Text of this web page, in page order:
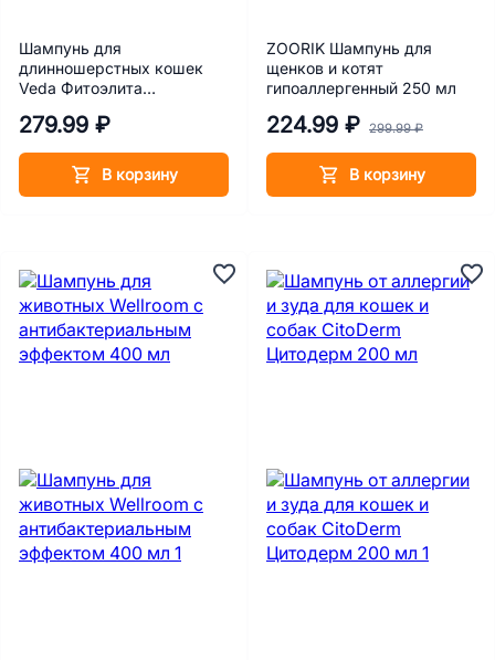
Шампунь для
длинношерстных кошек
Veda Фитоэлита
279.99 ₽
В корзину
ZOORIK Шампунь для
щенков и котят
гипоаллергенный 250 мл
224.99 ₽ 299.99 ₽
В корзину